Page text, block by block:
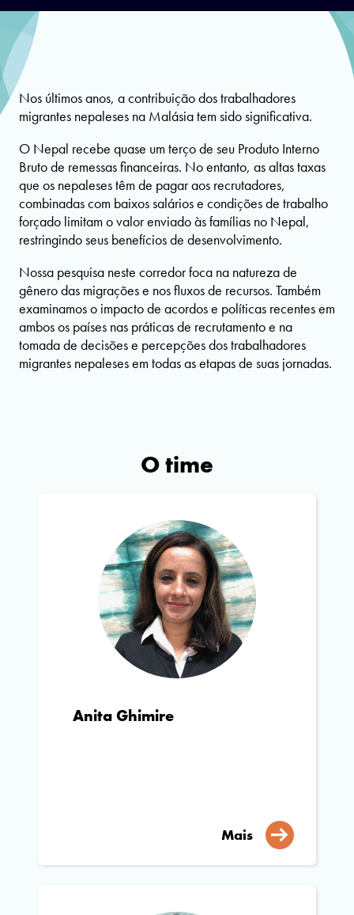
Nos últimos anos, a contribuição dos trabalhadores
migrantes nepaleses na Malásia tem sido significativa.
O Nepal recebe quase um terço de seu Produto Interno
Bruto de remessas financeiras. No entanto, as altas taxas
que os nepaleses têm de pagar aos recrutadores,
combinadas com baixos salários e condições de trabalho
forçado limitam o valor enviado às famílias no Nepal,
restringindo seus benefícios de desenvolvimento.
Nossa pesquisa neste corredor foca na natureza de
gênero das migrações e nos fluxos de recursos. Também
examinamos o impacto de acordos e políticas recentes em
ambos os países nas práticas de recrutamento e na
tomada de decisões e percepções dos trabalhadores
migrantes nepaleses em todas as etapas de suas jornadas.
O time
Anita Ghimire
Mais